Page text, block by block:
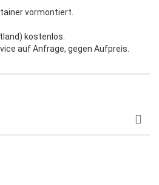
vormontiert.
kostenlos.
auf Anfrage, gegen Aufpreis.